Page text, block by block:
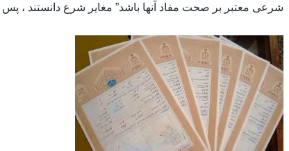
شرعی معتبر بر صحت مفاد آنها باشد” مغایر شرع دانستند ، پس